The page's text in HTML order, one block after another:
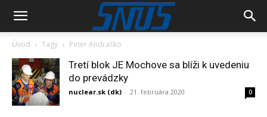
Úvod Tagy Peter Andraško
Tretí blok JE Mochove sa blíži k uvedeniu
do prevádzky
nuclear.sk (dk) - 21. februára 2020 0